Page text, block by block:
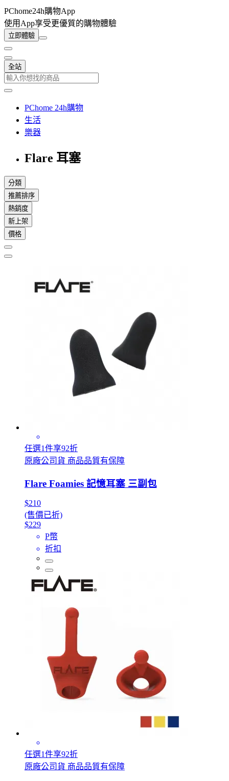
PChome24h購物App
使用App享受更優質的購物體驗
立即體驗
全站
PChome 24h購物
生活
樂器
Flare 耳塞
分類
推薦排序
熱銷度
新上架
價格
任選1件享92折
原廠公司貨 商品品質有保障
Flare Foamies 記憶耳塞 三副包
$210
(售價已折)
$229
P幣
折扣
任選1件享92折
原廠公司貨 商品品質有保障